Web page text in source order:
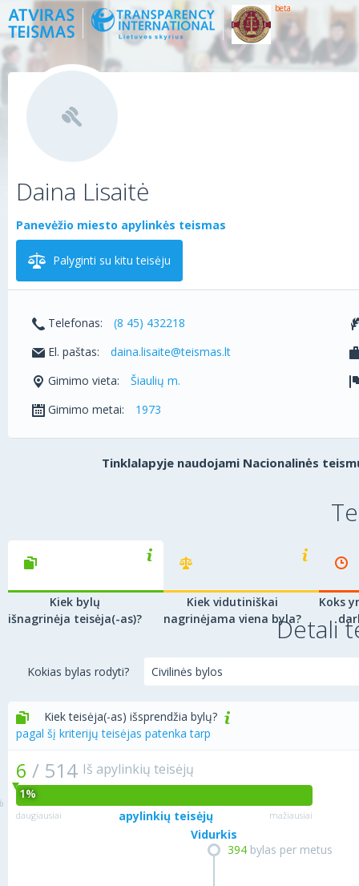
beta
Daina Lisaitė
Panevėžio miesto apylinkės teismas
Palyginti su kitu teisėju
Telefonas:
(8 45) 432218
El. paštas:
daina.lisaite@teismas.lt
Gimimo vieta:
Šiaulių m.
Gimimo metai:
1973
Tinklalapyje naudojami Nacionalinės
Kiek bylų
išnagrinėja teisėja(-as)?
Kiek vidutiniškai
nagrinėjama viena byla?
Koks
Detali
Kokias bylas rodyti?
Kiek teisėja(-as) išsprendžia bylų?
pagal šį kriterijų teisėjas patenka tarp
6 / 514 Iš apylinkių teisėjų
1%
daugiausiai apylinkių teisėjų mažiausiai
394 bylas per metus
Vidurkis